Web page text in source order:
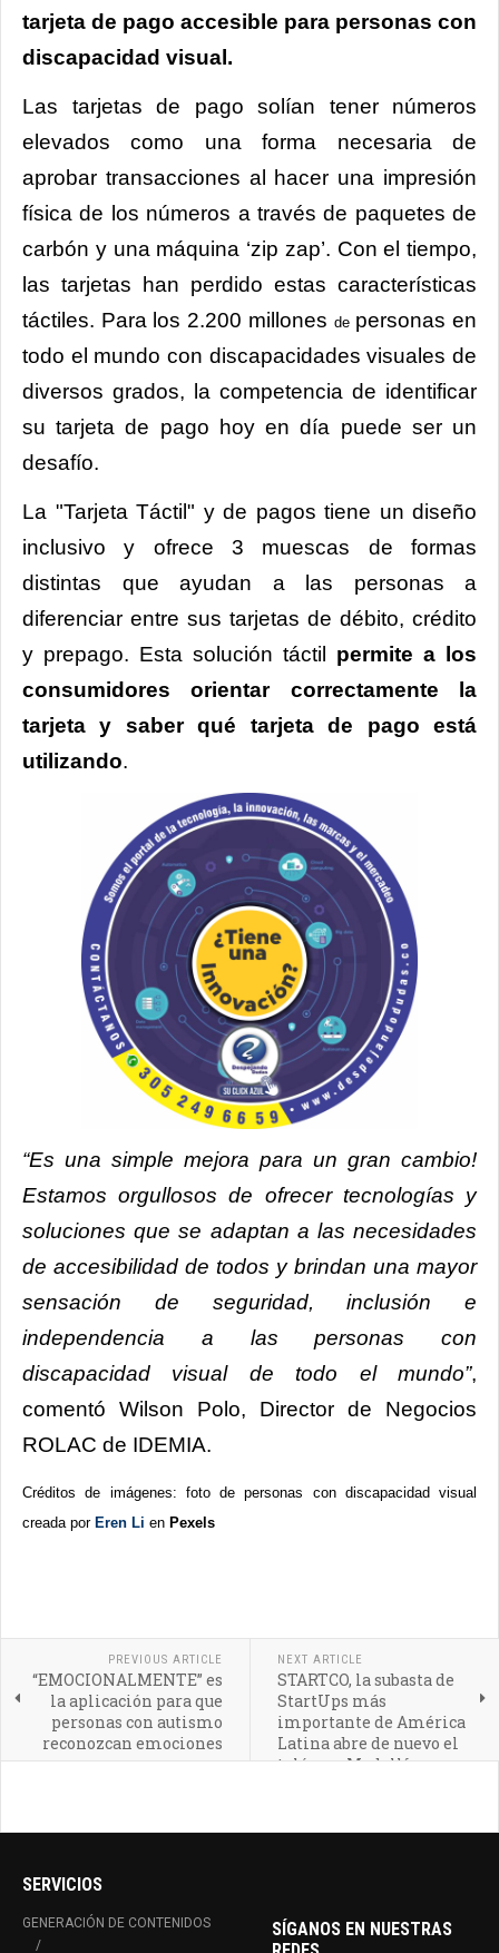
tarjeta de pago accesible para personas con
discapacidad visual.
Las tarjetas de pago solían tener números
elevados como una forma necesaria de
aprobar transacciones al hacer una impresión
física de los números a través de paquetes de
carbón y una máquina ‘zip zap’. Con el tiempo,
las tarjetas han perdido estas características
táctiles. Para los 2.200 millones depersonas en
todo el mundo con discapacidades visuales de
diversos grados, la competencia de identificar
su tarjeta de pago hoy en día puede ser un
desafío.
La "Tarjeta Táctil" y de pagos tiene un diseño
inclusivo y ofrece 3 muescas de formas
distintas que ayudan a las personas a
diferenciar entre sus tarjetas de débito, crédito
y prepago. Esta solución táctil permite a los
consumidores orientar correctamente la
tarjeta y saber qué tarjeta de pago está
utilizando.
“Es una simple mejora para un gran cambio!
Estamos orgullosos de ofrecer tecnologías y
soluciones que se adaptan a las necesidades
de accesibilidad de todos y brindan una mayor
sensación de seguridad, inclusión e
independencia a las personas con
discapacidad visual de todo el mundo”,
comentó Wilson Polo, Director de Negocios
ROLAC de IDEMIA.
Créditos de imágenes: foto de personas con discapacidad visual
creada por Eren Li en Pexels
PREVIOUS ARTICLE
“EMOCIONALMENTE” es
la aplicación para que
personas con autismo
reconozcan emociones
NEXT ARTICLE
STARTCO, la subasta de
StartUps más
importante de América
Latina abre de nuevo el
telón en Medellín
SERVICIOS
GENERACIÓN DE CONTENIDOS
SÍGANOS EN NUESTRAS